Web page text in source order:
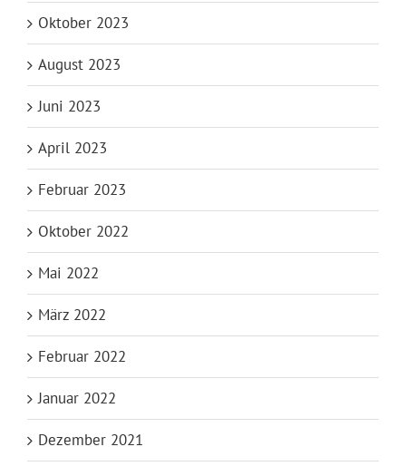
Oktober 2023
August 2023
Juni 2023
April 2023
Februar 2023
Oktober 2022
Mai 2022
März 2022
Februar 2022
Januar 2022
Dezember 2021